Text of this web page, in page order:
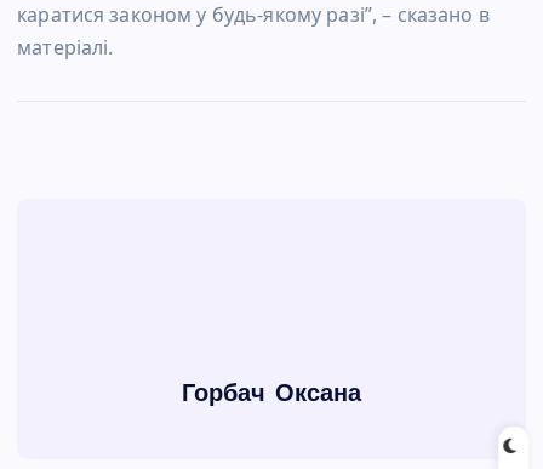
каратися законом у будь-якому разі”, – сказано в
матеріалі.
Горбач Оксана